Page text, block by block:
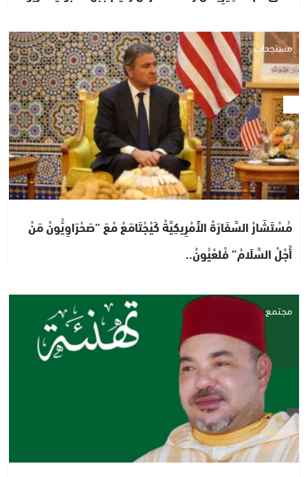
مستجدات
مُسْتَشَارْ السَّفَارَةْ الأَمْرِيكِيَّةْ كَيْجْتَامَعْ مْعَ “صَحْرَاوِيُّونْ مَنْ
أَجْلْ السَّلَامْ” فْلعْيُونْ..
مجتمع